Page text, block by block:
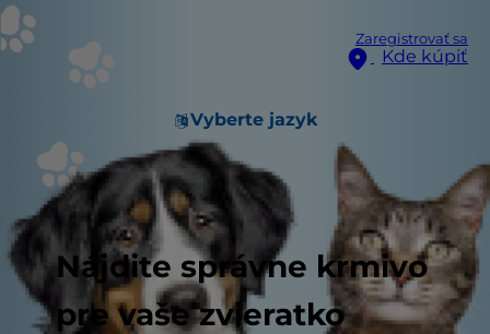
Zaregistrovať sa
Kde kúpiť
Vyberte jazyk
Nájdite správne krmivo
pre vaše zvieratko